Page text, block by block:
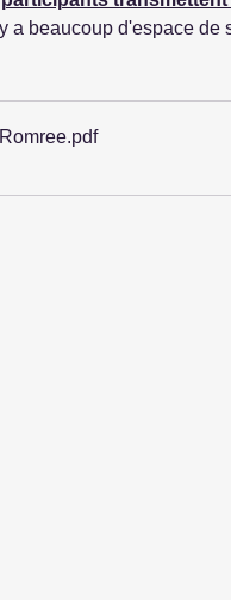
a beaucoup d'espace de
.pdf